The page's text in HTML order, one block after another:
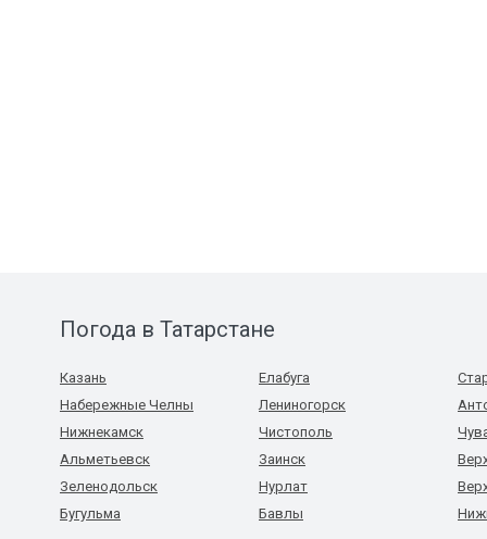
Погода в Татарстане
Казань
Набережные Челны
Нижнекамск
Альметьевск
Зеленодольск
Бугульма
Елабуга
Лениногорск
Чистополь
Заинск
Нурлат
Бавлы